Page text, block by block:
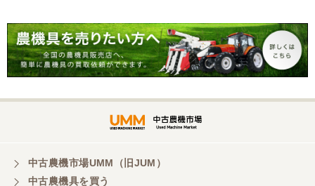
三重県／谷本勝美
こちらの、対応、も、よくして、くれました。
対応も、よくしてくれました、有難うございまし
中古農機市場UMM（旧JUM）
中古農機具を買う